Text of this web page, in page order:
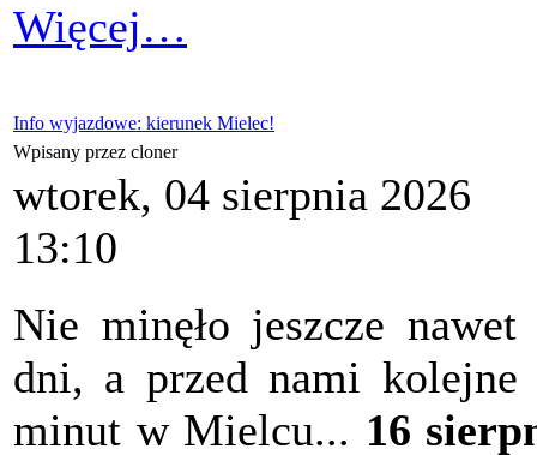
Więcej…
Info wyjazdowe: kierunek Mielec!
Wpisany przez cloner
wtorek, 04 sierpnia 2026
13:10
Nie minęło jeszcze nawet
dni, a przed nami kolejne
minut w Mielcu... 16